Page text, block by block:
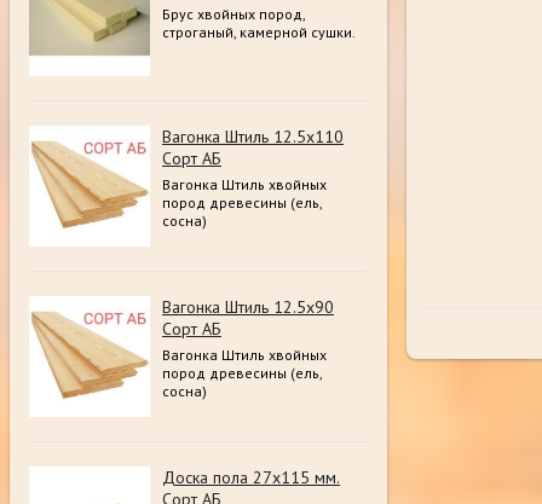
Брус хвойных пород,
строганый, камерной сушки.
Вагонка Штиль 12.5х110
Сорт АБ
Вагонка Штиль хвойных
пород древесины (ель,
сосна)
Вагонка Штиль 12.5х90
Сорт АБ
Вагонка Штиль хвойных
пород древесины (ель,
сосна)
Доска пола 27х115 мм.
Сорт АБ